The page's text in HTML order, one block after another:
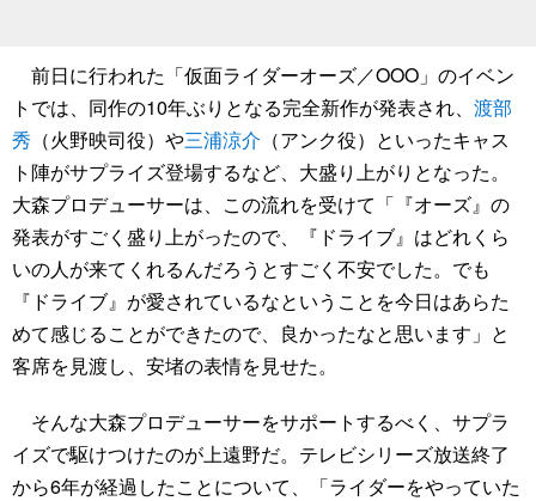
前日に行われた「仮面ライダーオーズ／OOO」のイベン
トでは、同作の10年ぶりとなる完全新作が発表され、 渡部
秀 （火野映司役）や三浦涼介 （アンク役）といったキャス
ト陣がサプライズ登場するなど、大盛り上がりとなった。
大森プロデューサーは、この流れを受けて「『オーズ』の
発表がすごく盛り上がったので、『ドライブ』はどれくら
いの人が来てくれるんだろうとすごく不安でした。でも
『ドライブ』が愛されているなということを今日はあらた
めて感じることができたので、良かったなと思います」と
客席を見渡し、安堵の表情を見せた。
そんな大森プロデューサーをサポートするべく、サプラ
イズで駆けつけたのが上遠野だ。テレビシリーズ放送終了
から6年が経過したことについて、「ライダーをやっていた